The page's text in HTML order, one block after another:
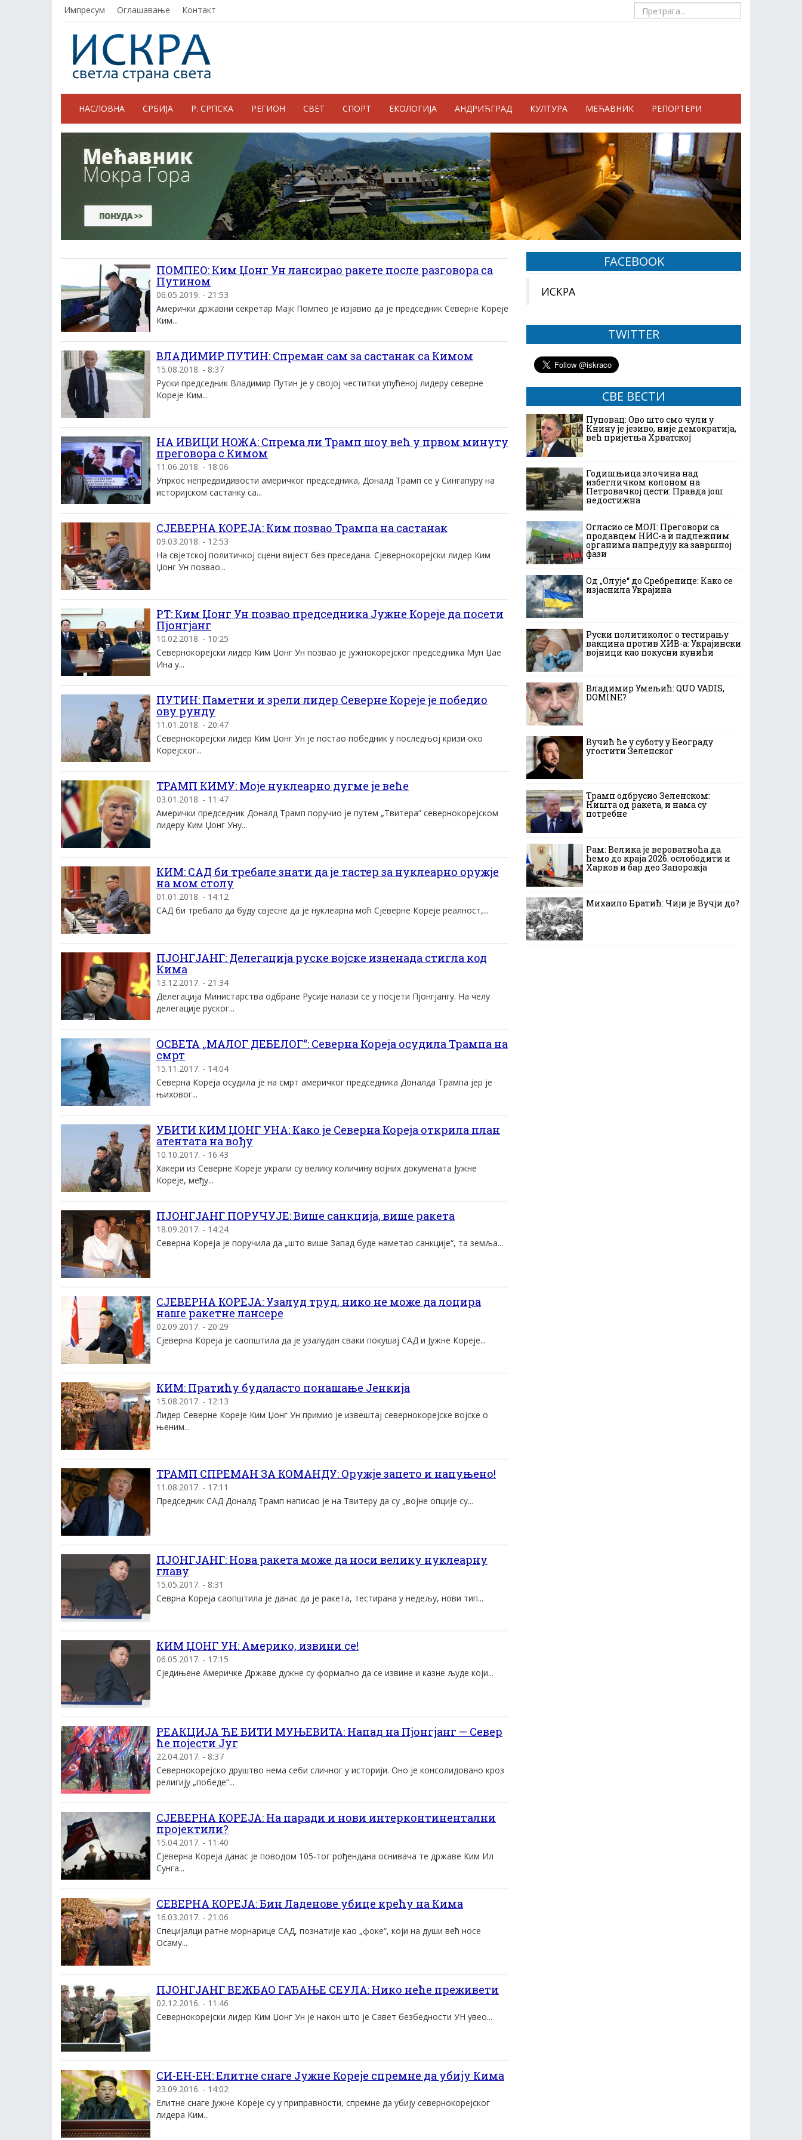
Импресум Оглашавање Контакт
НАСЛОВНА СРБИЈА Р. СРПСКА РЕГИОН СВЕТ СПОРТ ЕКОЛОГИЈА АНДРИЋГРАД КУЛТУРА МЕЋАВНИК РЕПОРТЕРИ
ПОМПЕО: Ким Џонг Ун лансирао ракете после разговора са
Путином
06.05.2019. - 21:53
Амерички државни секретар Мајк Помпео је изјавио да је председник Северне Кореје
Ким...
ВЛАДИМИР ПУТИН: Спреман сам за састанак са Кимом
15.08.2018. - 8:37
Руски председник Владимир Путин је у својој честитки упућеној лидеру северне
Кореје Ким...
НА ИВИЦИ НОЖА: Спрема ли Трамп шоу већ у првом минуту
преговора с Кимом
11.06.2018. - 18:06
Упркос непредвидивости америчког председника, Доналд Трамп се у Сингапуру на
историјском састанку са...
СЈЕВЕРНА КОРЕЈА: Ким позвао Трампа на састанак
09.03.2018. - 12:53
На свјетској политичкој сцени вијест без преседана. Сјевернокорејски лидер Ким
Џонг Ун позвао...
РТ: Ким Џонг Ун позвао председника Јужне Кореје да посети
Пјонгјанг
10.02.2018. - 10:25
Севернокорејски лидер Ким Џонг Ун позвао је јужнокорејског председника Мун Џае
Ина у...
ПУТИН: Паметни и зрели лидер Северне Кореје је победио
ову рунду
11.01.2018. - 20:47
Севернокорејски лидер Ким Џонг Ун је постао победник у последњој кризи око
Корејског...
ТРАМП КИМУ: Моје нуклеарно дугме је веће
03.01.2018. - 11:47
Амерички председник Доналд Трамп поручио је путем „Твитера“ севернокорејском
лидеру Ким Џонг Уну...
КИМ: САД би требале знати да је тастер за нуклеарно оружје
на мом столу
01.01.2018. - 14:12
САД би требало да буду свјесне да је нуклеарна моћ Сјеверне Кореје реалност,...
ПЈОНГЈАНГ: Делегација руске војске изненада стигла код
Кима
13.12.2017. - 21:34
Делегација Министарства одбране Русије налази се у посјети Пјонгјангу. На челу
делегације руског...
ОСВЕТА „МАЛОГ ДЕБЕЛОГ“: Северна Кореја осудила Трампа на
смрт
15.11.2017. - 14:04
Северна Кореја осудила је на смрт америчког председника Доналда Трампа јер је
њиховог...
УБИТИ КИМ ЏОНГ УНА: Како је Северна Кореја открила план
атентата на вођу
10.10.2017. - 16:43
Хакери из Северне Кореје украли су велику количину војних докумената Јужне
Кореје, међу...
ПЈОНГЈАНГ ПОРУЧУЈЕ: Више санкција, више ракета
18.09.2017. - 14:24
Северна Кореја је поручила да „што више Запад буде наметао санкције“, та земља...
СЈЕВЕРНА КОРЕЈА: Узалуд труд, нико не може да лоцира
наше ракетне лансере
02.09.2017. - 20:29
Сјеверна Кореја је саопштила да је узалудан сваки покушај САД и Јужне Кореје...
КИМ: Пратићу будаласто понашање Јенкија
15.08.2017. - 12:13
Лидер Северне Кореје Ким Џонг Ун примио је извештај севернокорејске војске о
њеним...
ТРАМП СПРЕМАН ЗА КОМАНДУ: Оружје запето и напуњено!
11.08.2017. - 17:11
Председник САД Доналд Трамп написао је на Твитеру да су „војне опције су...
ПЈОНГЈАНГ: Нова ракета може да носи велику нуклеарну
главу
15.05.2017. - 8:31
Севрна Кореја саопштила је данас да је ракета, тестирана у недељу, нови тип...
КИМ ЏОНГ УН: Америко, извини се!
06.05.2017. - 17:15
Сједињене Америчке Државе дужне су формално да се извине и казне људе који...
РЕАКЦИЈА ЋЕ БИТИ МУЊЕВИТА: Напад на Пјонгјанг — Север
ће појести Југ
22.04.2017. - 8:37
Севернокорејско друштво нема себи сличног у историји. Оно је консолидовано кроз
религију „победе“...
СЈЕВЕРНА КОРЕЈА: На паради и нови интерконтинентални
пројектили?
15.04.2017. - 11:40
Сјеверна Кореја данас је поводом 105-тог рођендана оснивача те државе Ким Ил
Сунга...
СЕВЕРНА КОРЕЈА: Бин Ладенoве убице крећу на Кима
16.03.2017. - 21:06
Специјалци ратне морнарице САД, познатије као „фоке“, који на души већ носе
Осаму...
ПЈОНГЈАНГ ВЕЖБАО ГАЂАЊЕ СЕУЛА: Нико неће преживети
02.12.2016. - 11:46
Севернокорејски лидер Ким Џонг Ун је након што је Савет безбедности УН увео...
СИ-ЕН-ЕН: Елитне снаге Јужне Кореје спремне да убију Кима
23.09.2016. - 14:02
Елитне снаге Јужне Кореје су у приправности, спремне да убију севернокорејског
лидера Ким...
FACEBOOK
ИСКРА
TWITTER
СВЕ ВЕСТИ
Пуповац: Ово што смо чули у
Книну је језиво, није демократија,
већ пријетња Хрватској
Годишњица злочина над
избегличком колоном на
Петровачкој цести: Правда још
недостижна
Огласио се МОЛ: Преговори са
продавцем НИС-а и надлежним
органима напредују ка завршној
фази
Од „Олује“ до Сребренице: Како се
изјаснила Украјина
Руски политиколог о тестирању
вакцина против ХИВ-а: Украјински
војници као покусни кунићи
Владимир Умељић: QUO VADIS,
DOMINE?
Вучић ће у суботу у Београду
угостити Зеленског
Трамп одбрусио Зеленском:
Ништа од ракета, и нама су
потребне
Рам: Велика је вероватноћа да
ћемо до краја 2026. ослободити и
Харков и бар део Запорожја
Михаило Братић: Чији је Вучји до?